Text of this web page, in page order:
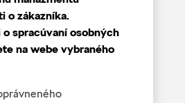
o zákazníka.
o spracúvaní osobných
na webe vybraného